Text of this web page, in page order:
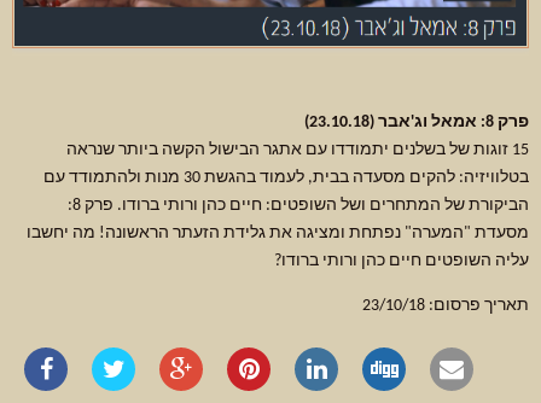
פרק 8: אמאל וג'אבר (23.10.18)
15 זוגות של בשלנים יתמודדו עם אתגר הבישול הקשה ביותר שנראה
בטלוויזיה: להקים מסעדה בבית, לעמוד בהגשת 30 מנות ולהתמודד עם
הביקורת של המתחרים ושל השופטים: חיים כהן ורותי ברודו. פרק 8:
מסעדת "המערה" נפתחת ומציגה את גלידת הזעתר הראשונה! מה יחשבו
עליה השופטים חיים כהן ורותי ברודו?
תאריך פרסום: 23/10/18